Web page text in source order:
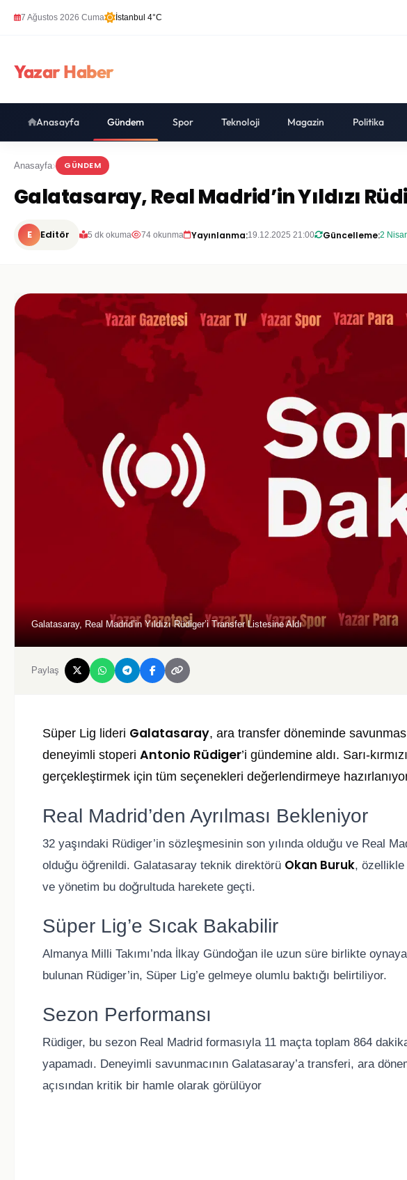
7 Ağustos 2026 Cuma İstanbul 4°C
Yazar Haber
Anasayfa Gündem Spor Teknoloji Magazin Politika
Anasayfa GÜNDEM
Galatasaray, Real Madrid’in Yıldızı
E Editör 5 dk okuma 74 okunma Yayınlanma:19.12.2025 21:00 Güncelleme:2
Galatasaray, Real Madrid’in Yıldızı Rüdiger’i Transfer Listesine Aldı
Paylaş
Süper Lig lideri Galatasaray, ara transfer döneminde
deneyimli stoperi Antonio Rüdiger’i gündemine aldı. Sarı-
gerçekleştirmek için tüm seçenekleri değerlendirmeye
Real Madrid’den Ayrılması Bekleniyor
32 yaşındaki Rüdiger’in sözleşmesinin son yılında olduğu ve Real
olduğu öğrenildi. Galatasaray teknik direktörü Okan Buruk,
ve yönetim bu doğrultuda harekete geçti.
Süper Lig’e Sıcak Bakabilir
Almanya Milli Takımı’nda İlkay Gündoğan ile uzun süre birlikte
bulunan Rüdiger’in, Süper Lig’e gelmeye olumlu baktığı belirtiliyor.
Sezon Performansı
Rüdiger, bu sezon Real Madrid formasıyla 11 maçta toplam 864
yapamadı. Deneyimli savunmacının Galatasaray’a transferi, ara
açısından kritik bir hamle olarak görülüyor